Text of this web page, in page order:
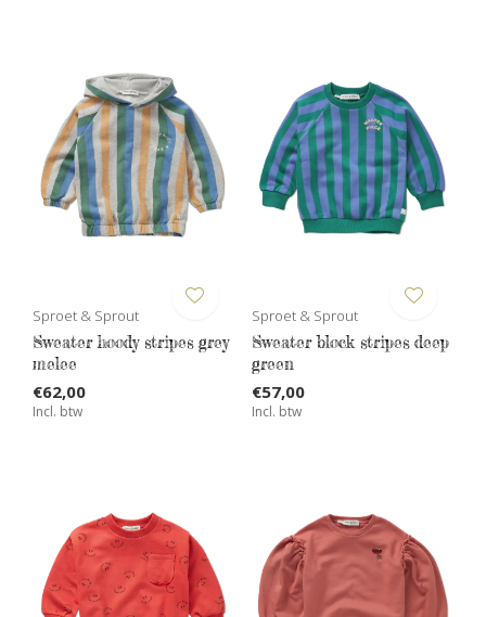
Sproet & Sprout
Sweater hoody stripes grey
melee
€62,00
Incl. btw
Sproet & Sprout
Sweater block stripes deep
green
€57,00
Incl. btw